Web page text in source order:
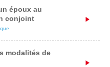
époux au
conjoint
modalités de